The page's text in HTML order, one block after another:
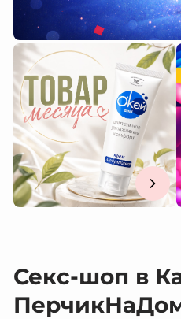
Секс-шоп в